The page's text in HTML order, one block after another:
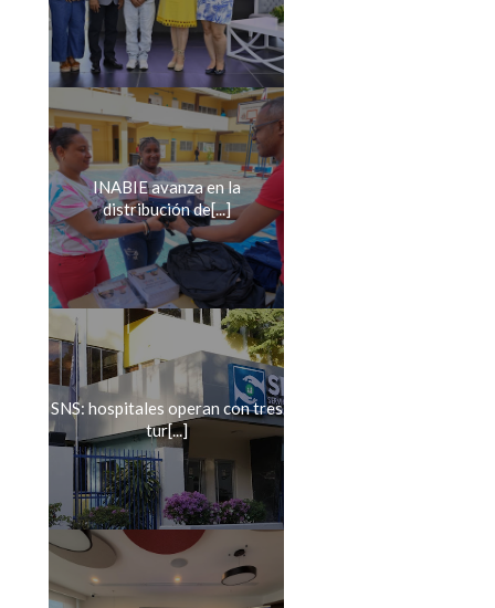
INABIE avanza en la
distribución de[...]
SNS: hospitales operan con tres
tur[...]